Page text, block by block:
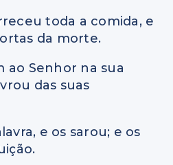
toda a comida, e
da morte.
ao Senhor na sua
das suas
e os sarou; e os